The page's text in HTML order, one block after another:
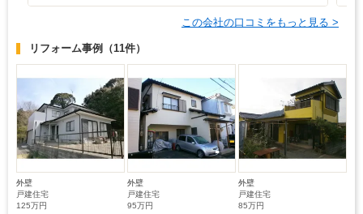
この会社の口コミをもっと見る >
リフォーム事例 （11件）
外壁
戸建住宅
125万円
外壁
戸建住宅
95万円
外壁
戸建住宅
85万円